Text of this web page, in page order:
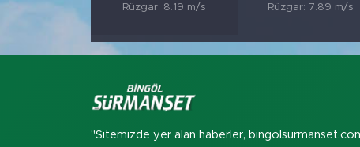
Rüzgar: 8.19 m/s
Rüzgar: 7.89 m/s
"Sitemizde yer alan haberler,